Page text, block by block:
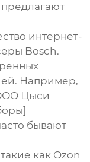
интернет-
Bosch.
Например,
Цыси
бывают
как Ozon